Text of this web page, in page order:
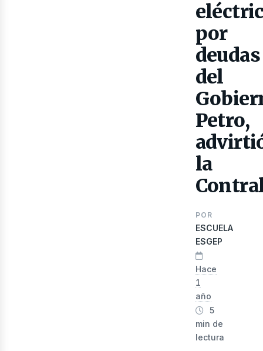
por
deudas
del
Petro,
la
POR
ESCUELA
ESGEP
Hace
1
año
5
min de
lectura